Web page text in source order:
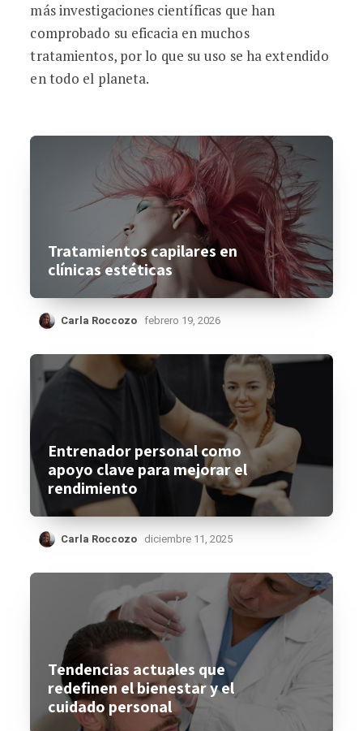
más investigaciones científicas que han
comprobado su eficacia en muchos
tratamientos, por lo que su uso se ha extendido
en todo el planeta.
Tratamientos capilares en
clínicas estéticas
Carla Roccozo febrero 19, 2026
Entrenador personal como
apoyo clave para mejorar el
rendimiento
Carla Roccozo diciembre 11, 2025
Tendencias actuales que
redefinen el bienestar y el
cuidado personal